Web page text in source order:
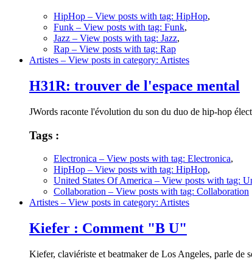
HipHop – View posts with tag: HipHop,
Funk – View posts with tag: Funk,
Jazz – View posts with tag: Jazz,
Rap – View posts with tag: Rap
Artistes – View posts in category: Artistes
H31R: trouver de l'espace mental
JWords raconte l'évolution du son du duo de hip-hop
Tags :
Electronica – View posts with tag: Electronica,
HipHop – View posts with tag: HipHop,
United States Of America – View posts with tag:
Collaboration – View posts with tag: Collaboration
Artistes – View posts in category: Artistes
Kiefer : Comment "B U"
Kiefer, claviériste et beatmaker de Los Angeles, parle de